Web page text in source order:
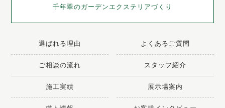
千年翠のガーデンエクステリアづくり
選ばれる理由 よくあるご質問
ご相談の流れ スタッフ紹介
施工実績 展示場案内